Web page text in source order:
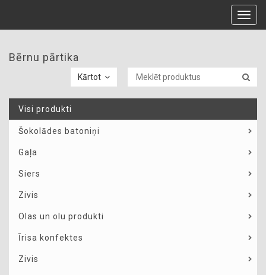
Bērnu pārtika
Kārtot
Visi produkti
Šokolādes batoniņi
Gaļa
Siers
Zivis
Olas un olu produkti
Īrisa konfektes
Zivis